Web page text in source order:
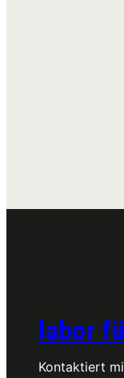
labor
Kontaktiert